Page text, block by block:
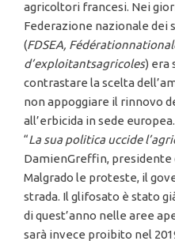
agricoltori francesi. Nei
Federazione nazionale dei
(FDSEA,
d’exploitantsagricoles) era
contrastare la scelta
non appoggiare il rinnovo
all’erbicida in sede europea.
“La sua politica uccide
DamienGreffin, presidente
Malgrado le proteste, il
strada. Il glifosato è stato
di quest’anno nelle aree
sarà invece proibito nel